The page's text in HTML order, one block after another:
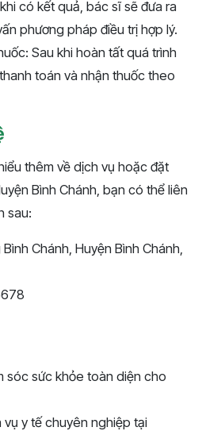
có kết quả, bác sĩ sẽ đưa ra
phương pháp điều trị hợp lý.
Sau khi hoàn tất quá trình
toán và nhận thuốc theo
thêm về dịch vụ hoặc đặt
Bình Chánh, bạn có thể liên
sau:
Chánh, Huyện Bình Chánh,
sóc sức khỏe toàn diện cho
vụ y tế chuyên nghiệp tại